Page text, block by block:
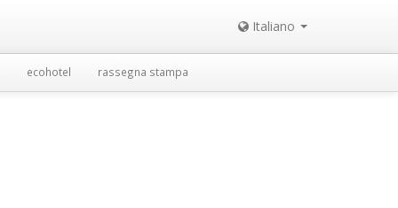
Italiano
ecohotel rassegna stampa